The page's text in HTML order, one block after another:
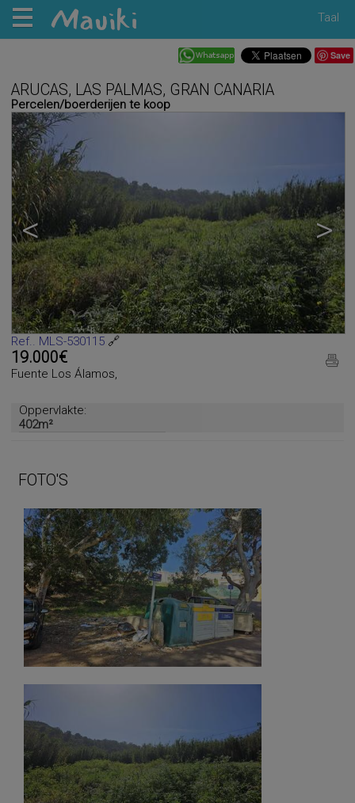
Taal
Save
ARUCAS, LAS PALMAS, GRAN CANARIA
Percelen/boerderijen te koop
< >
Ref.. MLS-530115 🔗
19.000€
Fuente Los Álamos,
Oppervlakte:
402m²
FOTO'S